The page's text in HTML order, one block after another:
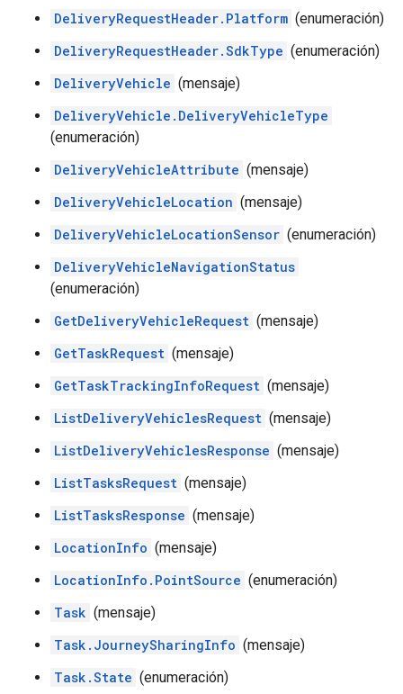
DeliveryRequestHeader.Platform (enumeración)
DeliveryRequestHeader.SdkType (enumeración)
DeliveryVehicle (mensaje)
DeliveryVehicle.DeliveryVehicleType
(enumeración)
DeliveryVehicleAttribute (mensaje)
DeliveryVehicleLocation (mensaje)
DeliveryVehicleLocationSensor (enumeración)
DeliveryVehicleNavigationStatus
(enumeración)
GetDeliveryVehicleRequest (mensaje)
GetTaskRequest (mensaje)
GetTaskTrackingInfoRequest (mensaje)
ListDeliveryVehiclesRequest (mensaje)
ListDeliveryVehiclesResponse (mensaje)
ListTasksRequest (mensaje)
ListTasksResponse (mensaje)
LocationInfo (mensaje)
LocationInfo.PointSource (enumeración)
Task (mensaje)
Task.JourneySharingInfo (mensaje)
Task.State (enumeración)